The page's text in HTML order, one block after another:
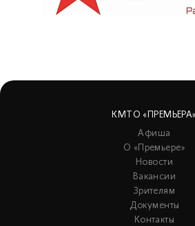
КМТО «ПРЕМЬЕРА»
Афиша
О «Премьере»
Новости
Вакансии
Зрителям
Документы
Контакты